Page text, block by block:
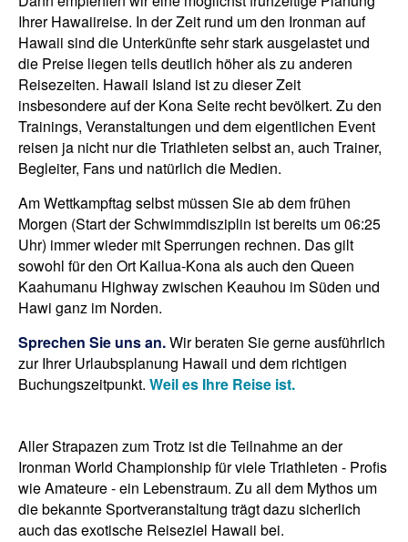
Ihrer Hawaiireise. In der Zeit rund um den Ironman auf
Hawaii sind die Unterkünfte sehr stark ausgelastet und
die Preise liegen teils deutlich höher als zu anderen
Reisezeiten. Hawaii Island ist zu dieser Zeit
insbesondere auf der Kona Seite recht bevölkert. Zu den
Trainings, Veranstaltungen und dem eigentlichen Event
reisen ja nicht nur die Triathleten selbst an, auch Trainer,
Begleiter, Fans und natürlich die Medien.
Am Wettkampftag selbst müssen Sie ab dem frühen
Morgen (Start der Schwimmdisziplin ist bereits um 06:25
Uhr) immer wieder mit Sperrungen rechnen. Das gilt
sowohl für den Ort Kailua-Kona als auch den Queen
Kaahumanu Highway zwischen Keauhou im Süden und
Hawi ganz im Norden.
Sprechen Sie uns an.Wir beraten Sie gerne ausführlich
zur Ihrer Urlaubsplanung Hawaii und dem richtigen
Buchungszeitpunkt. Weil es Ihre Reise ist.
Aller Strapazen zum Trotz ist die Teilnahme an der
Ironman World Championship für viele Triathleten - Profis
wie Amateure - ein Lebenstraum. Zu all dem Mythos um
die bekannte Sportveranstaltung trägt dazu sicherlich
auch das exotische Reiseziel Hawaii bei.